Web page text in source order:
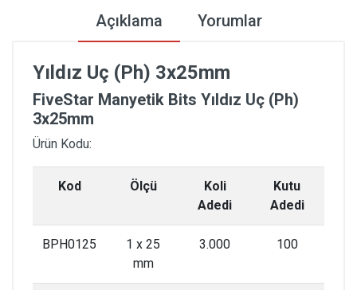
Açıklama Yorumlar
Yıldız Uç (Ph) 3x25mm
FiveStar Manyetik Bits Yıldız Uç (Ph)
3x25mm
Ürün Kodu:
Kod Ölçü
Koli
Adedi
Kutu
Adedi
BPH0125
1 x 25
mm
3.000 100